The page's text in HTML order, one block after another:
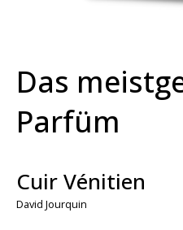
Das
Parfüm
Cuir Vénitien
David Jourquin